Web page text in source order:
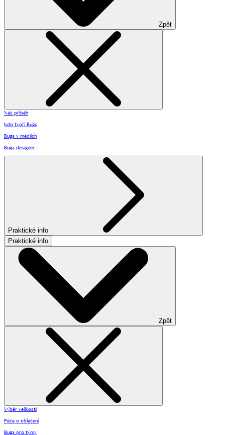
Zpět
Náš příběh
Kdo tvoří Bugu
Buga v médiích
Buga designer
Praktické info
Praktické info
Zpět
Výběr velikosti
Péče o oblečení
Buga pro týmy